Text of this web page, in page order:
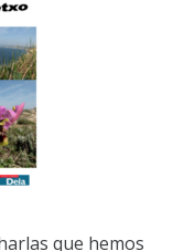
que hemos